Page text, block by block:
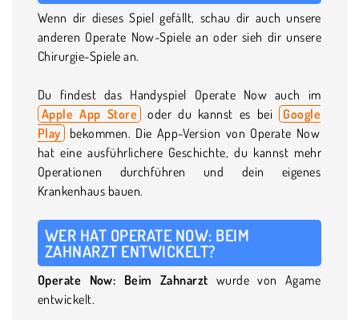
Wenn dir dieses Spiel gefällt, schau dir auch unsere
anderen Operate Now-Spiele an oder sieh dir unsere
Chirurgie-Spiele an.
Du findest das Handyspiel Operate Now auch im
Apple App Store
oder du kannst es bei Google
Play bekommen. Die App-Version von Operate Now
hat eine ausführlichere Geschichte, du kannst mehr
Operationen durchführen und dein eigenes
Krankenhaus bauen.
WER HAT OPERATE NOW: BEIM
ZAHNARZT ENTWICKELT?
Operate Now: Beim Zahnarzt wurde von Agame
entwickelt.